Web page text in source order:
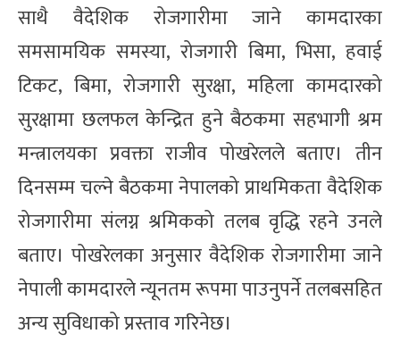
साथै वैदेशिक रोजगारीमा जाने कामदारका
समसामयिक समस्या, रोजगारी बिमा, भिसा, हवाई
टिकट, बिमा, रोजगारी सुरक्षा, महिला कामदारको
सुरक्षामा छलफल केन्द्रित हुने बैठकमा सहभागी श्रम
मन्त्रालयका प्रवक्ता राजीव पोखरेलले बताए। तीन
दिनसम्म चल्ने बैठकमा नेपालको प्राथमिकता वैदेशिक
रोजगारीमा संलग्न श्रमिकको तलब वृद्धि रहने उनले
बताए। पोखरेलका अनुसार वैदेशिक रोजगारीमा जाने
नेपाली कामदारले न्यूनतम रूपमा पाउनुपर्ने तलबसहित
अन्य सुविधाको प्रस्ताव गरिनेछ।